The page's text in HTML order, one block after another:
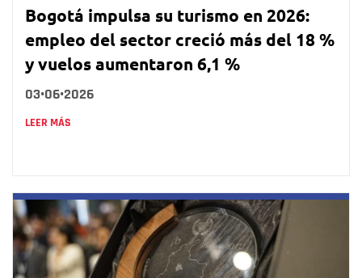
Bogotá impulsa su turismo en 2026:
empleo del sector creció más del 18 %
y vuelos aumentaron 6,1 %
03•06•2026
LEER MÁS